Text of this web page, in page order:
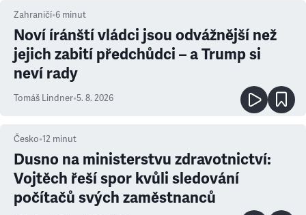
Zahraničí•6 minut
Noví íránští vládci jsou odvážnější než
jejich zabití předchůdci – a Trump si
neví rady
Tomáš Lindner•5. 8. 2026
Česko•12 minut
Dusno na ministerstvu zdravotnictví:
Vojtěch řeší spor kvůli sledování
počítačů svých zaměstnanců